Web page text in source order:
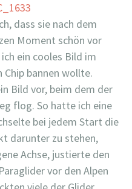
dass sie nach dem
Moment schön vor
ein cooles Bild im
bannen wollte.
Bild vor, beim dem der
flog. So hatte ich eine
bei jedem Start die
darunter zu stehen,
Achse, justierte den
vor den Alpen